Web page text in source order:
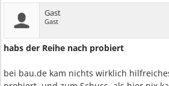
Gast
Gast
habs der Reihe nach probiert
bei bau.de kam nichts wirklich